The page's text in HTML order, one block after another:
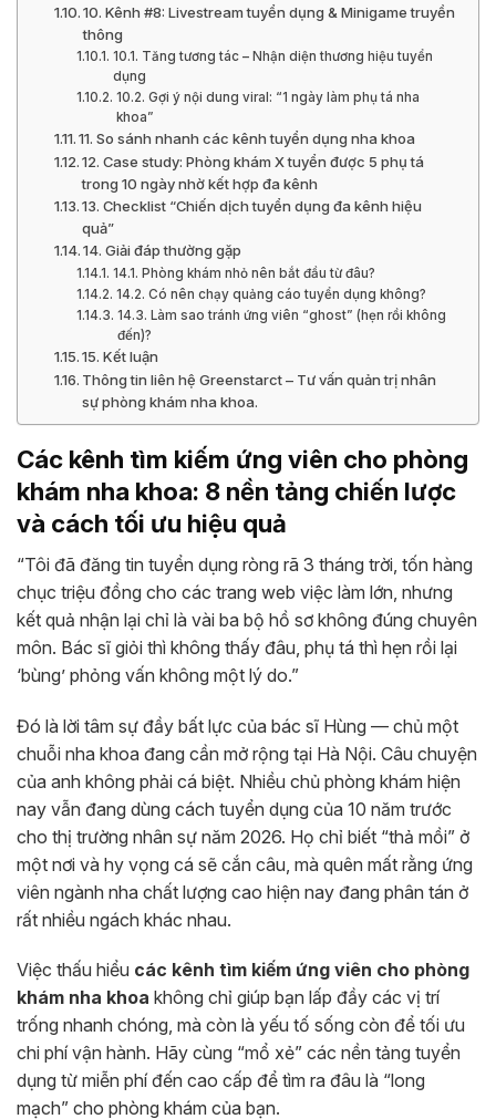
10. Kênh #8: Livestream tuyển dụng & Minigame truyền
thông
10.1. Tăng tương tác – Nhận diện thương hiệu tuyển
dụng
10.2. Gợi ý nội dung viral: “1 ngày làm phụ tá nha
khoa”
11. So sánh nhanh các kênh tuyển dụng nha khoa
12. Case study: Phòng khám X tuyển được 5 phụ tá
trong 10 ngày nhờ kết hợp đa kênh
13. Checklist “Chiến dịch tuyển dụng đa kênh hiệu
quả”
14. Giải đáp thường gặp
14.1. Phòng khám nhỏ nên bắt đầu từ đâu?
14.2. Có nên chạy quảng cáo tuyển dụng không?
14.3. Làm sao tránh ứng viên “ghost” (hẹn rồi không
đến)?
15. Kết luận
Thông tin liên hệ Greenstarct – Tư vấn quản trị nhân
sự phòng khám nha khoa.
Các kênh tìm kiếm ứng viên cho phòng
khám nha khoa: 8 nền tảng chiến lược
và cách tối ưu hiệu quả
“Tôi đã đăng tin tuyển dụng ròng rã 3 tháng trời, tốn hàng
chục triệu đồng cho các trang web việc làm lớn, nhưng
kết quả nhận lại chỉ là vài ba bộ hồ sơ không đúng chuyên
môn. Bác sĩ giỏi thì không thấy đâu, phụ tá thì hẹn rồi lại
‘bùng’ phỏng vấn không một lý do.”
Đó là lời tâm sự đầy bất lực của bác sĩ Hùng — chủ một
chuỗi nha khoa đang cần mở rộng tại Hà Nội. Câu chuyện
của anh không phải cá biệt. Nhiều chủ phòng khám hiện
nay vẫn đang dùng cách tuyển dụng của 10 năm trước
cho thị trường nhân sự năm 2026. Họ chỉ biết “thả mồi” ở
một nơi và hy vọng cá sẽ cắn câu, mà quên mất rằng ứng
viên ngành nha chất lượng cao hiện nay đang phân tán ở
rất nhiều ngách khác nhau.
Việc thấu hiểu các kênh tìm kiếm ứng viên cho phòng
khám nha khoa không chỉ giúp bạn lấp đầy các vị trí
trống nhanh chóng, mà còn là yếu tố sống còn để tối ưu
chi phí vận hành. Hãy cùng “mổ xẻ” các nền tảng tuyển
dụng từ miễn phí đến cao cấp để tìm ra đâu là “long
mạch” cho phòng khám của bạn.